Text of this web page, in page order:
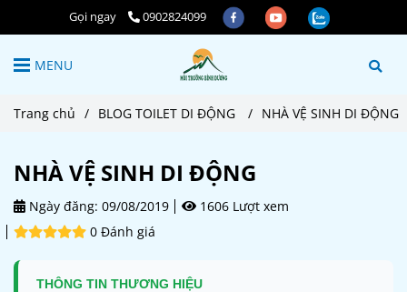
Gọi ngay 0902824099
MENU
Trang chủ / BLOG TOILET DI ĐỘNG / NHÀ VỆ SINH DI ĐỘNG
NHÀ VỆ SINH DI ĐỘNG
Ngày đăng: 09/08/2019
1606 Lượt xem
0 Đánh giá
THÔNG TIN THƯƠNG HIỆU